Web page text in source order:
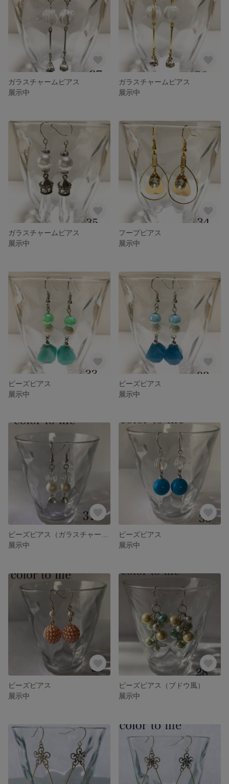
ガラスチャームピアス
展示中
ガラスチャームピアス
展示中
ガラスチャームピアス
展示中
フープピアス
展示中
ビーズピアス
展示中
ビーズピアス
展示中
展示中
ビーズピアス
展示中
ビーズピアス
展示中
ビーズピアス（ブドウ風）
展示中